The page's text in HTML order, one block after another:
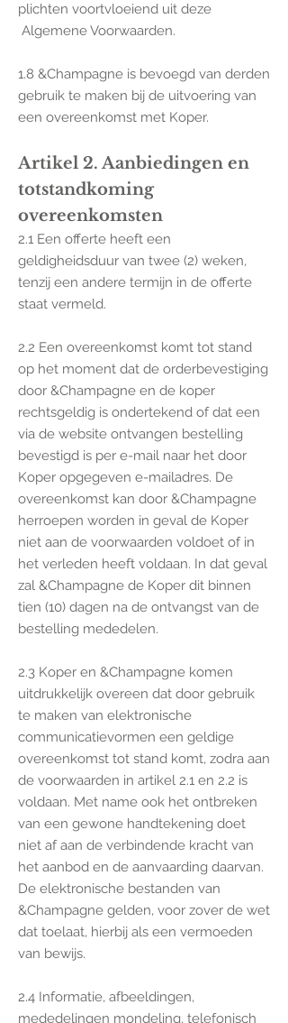
plichten voortvloeiend uit deze
Algemene Voorwaarden.
1.8 &Champagne is bevoegd van derden
gebruik te maken bij de uitvoering van
een overeenkomst met Koper.
Artikel 2. Aanbiedingen en
totstandkoming
overeenkomsten
2.1 Een offerte heeft een
geldigheidsduur van twee (2) weken,
tenzij een andere termijn in de offerte
staat vermeld.
2.2 Een overeenkomst komt tot stand
op het moment dat de orderbevestiging
door &Champagne en de koper
rechtsgeldig is ondertekend of dat een
via de website ontvangen bestelling
bevestigd is per e-mail naar het door
Koper opgegeven e-mailadres. De
overeenkomst kan door &Champagne
herroepen worden in geval de Koper
niet aan de voorwaarden voldoet of in
het verleden heeft voldaan. In dat geval
zal &Champagne de Koper dit binnen
tien (10) dagen na de ontvangst van de
bestelling mededelen.
2.3 Koper en &Champagne komen
uitdrukkelijk overeen dat door gebruik
te maken van elektronische
communicatievormen een geldige
overeenkomst tot stand komt, zodra aan
de voorwaarden in artikel 2.1 en 2.2 is
voldaan. Met name ook het ontbreken
van een gewone handtekening doet
niet af aan de verbindende kracht van
het aanbod en de aanvaarding daarvan.
De elektronische bestanden van
&Champagne gelden, voor zover de wet
dat toelaat, hierbij als een vermoeden
van bewijs.
2.4 Informatie, afbeeldingen,
mededelingen mondeling, telefonisch